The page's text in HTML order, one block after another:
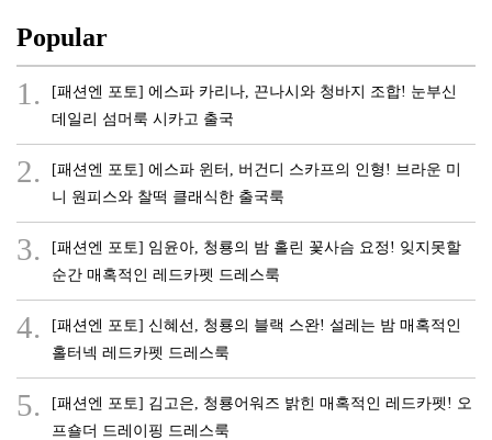
Popular
1.
[패션엔 포토] 에스파 카리나, 끈나시와 청바지 조합! 눈부신
데일리 섬머룩 시카고 출국
2.
[패션엔 포토] 에스파 윈터, 버건디 스카프의 인형! 브라운 미
니 원피스와 찰떡 클래식한 출국룩
3.
[패션엔 포토] 임윤아, 청룡의 밤 홀린 꽃사슴 요정! 잊지못할
순간 매혹적인 레드카펫 드레스룩
4.
[패션엔 포토] 신혜선, 청룡의 블랙 스완! 설레는 밤 매혹적인
홀터넥 레드카펫 드레스룩
5.
[패션엔 포토] 김고은, 청룡어워즈 밝힌 매혹적인 레드카펫! 오
프숄더 드레이핑 드레스룩